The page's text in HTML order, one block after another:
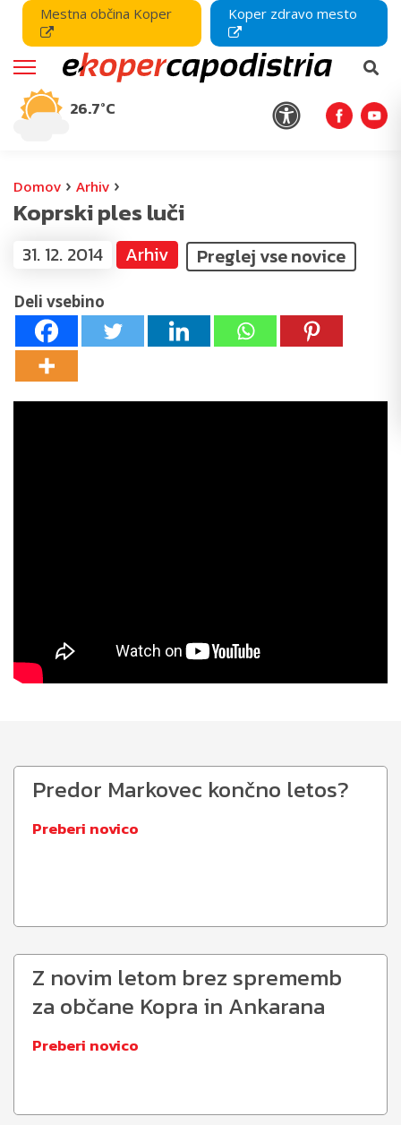
Mestna občina Koper Koper zdravo mesto
26.7°C
Domov › Arhiv ›
Koprski ples luči
31. 12. 2014 Arhiv Preglej vse novice
Deli vsebino
Predor Markovec končno letos?
Preberi novico
Z novim letom brez sprememb
za občane Kopra in Ankarana
Preberi novico